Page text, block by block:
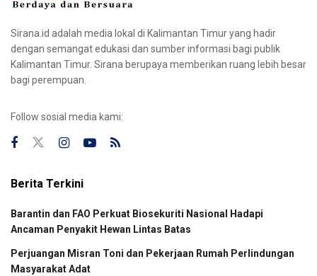
Sirana.id adalah media lokal di Kalimantan Timur yang hadir
dengan semangat edukasi dan sumber informasi bagi publik
Kalimantan Timur. Sirana berupaya memberikan ruang lebih besar
bagi perempuan.
Follow sosial media kami:
Berita Terkini
Barantin dan FAO Perkuat Biosekuriti Nasional Hadapi
Ancaman Penyakit Hewan Lintas Batas
Perjuangan Misran Toni dan Pekerjaan Rumah Perlindungan
Masyarakat Adat